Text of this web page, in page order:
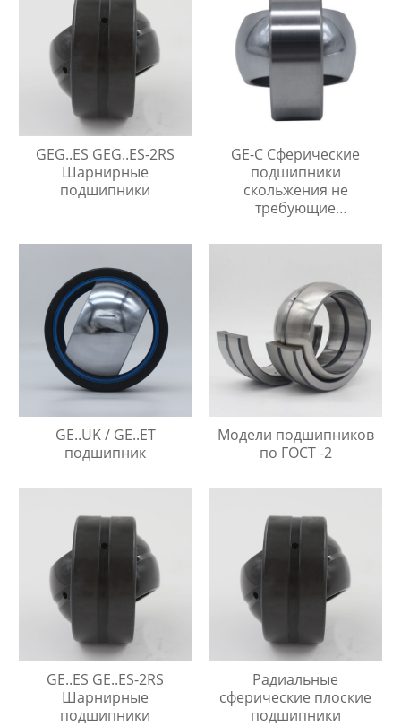
GEG..ES GEG..ES-2RS
Шарнирные
подшипники
GE-C Сферические
подшипники
скольжения не
требующие
обслуживания
GE..UK / GE..ET
подшипник
Модели подшипников
по ГОСТ -2
GE..ES GE..ES-2RS
Шарнирные
подшипники
Радиальные
сферические плоские
подшипники